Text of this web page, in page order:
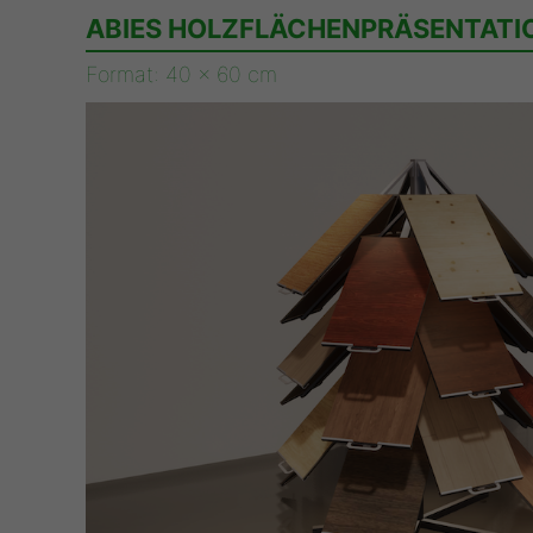
ABIES
Format: 40 x 60 cm